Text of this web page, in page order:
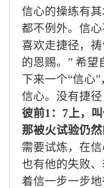
信心的操练有
都不例外。信
喜欢走捷径，
的恩赐。” 希望
下来一个“信心
信心。没有捷径
彼前1 ： 7上，
那被火试验仍然
需要试炼，在
也有他的失败
着信一步一步地